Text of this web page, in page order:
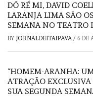
DÓ RÉ MI, DAVID
LARANJA LIMA SÃO
SEMANA NO TEATRO
BY JORNALDEITAIPAVA/ 6 DE
“HOMEM-ARANHA:
ATRAÇÃO
SUA SEGUNDA